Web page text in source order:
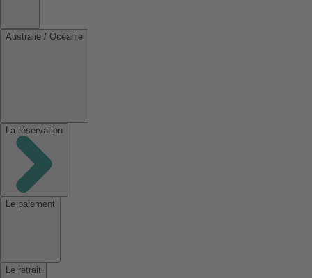
Australie / Océanie
La réservation
Le paiement
Le retrait